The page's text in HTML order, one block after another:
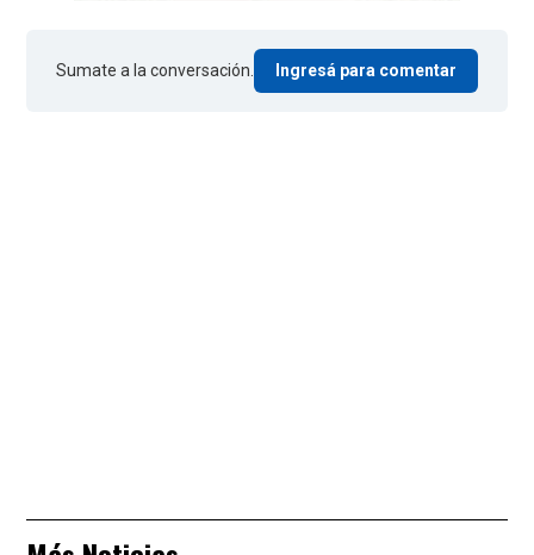
Sumate a la conversación. Ingresá para comentar